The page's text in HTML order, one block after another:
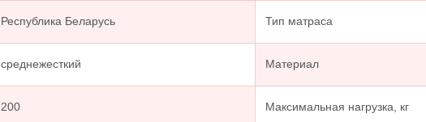
Республика Беларусь
среднежесткий
200
Тип матраса
Материал
Максимальная нагрузка, кг